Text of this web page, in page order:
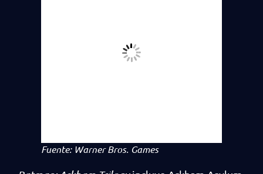
Fuente: Warner Bros. Games